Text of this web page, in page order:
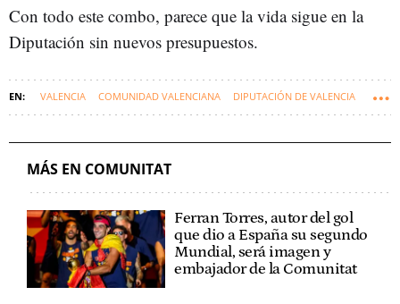
Con todo este combo, parece que la vida sigue en la
Diputación sin nuevos presupuestos.
VALENCIA COMUNIDAD VALENCIANA DIPUTACIÓN DE VALENCIA
MÁS EN COMUNITAT
Ferran Torres, autor del gol
que dio a España su segundo
Mundial, será imagen y
embajador de la Comunitat